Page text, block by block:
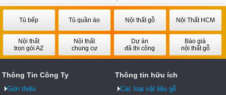
nhân viên làm việc trong xưởng.
Tủ bếp Tủ quần áo Nội thất gỗ Nội Thất HCM
Nội thất
trọn gói AZ
Nội thất
chung cư
Dự án
đã thi công
Báo giá
nội thất gỗ
Thông Tin Công Ty
Giới thiệu
Thông tin hữu ích
Các loại vật liệu gỗ